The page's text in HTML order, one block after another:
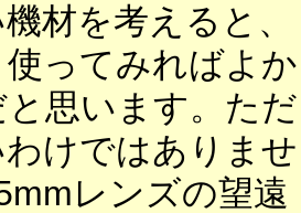
材を考えると、
使ってみればよか
思います。ただ
けではありませ
レンズの望遠